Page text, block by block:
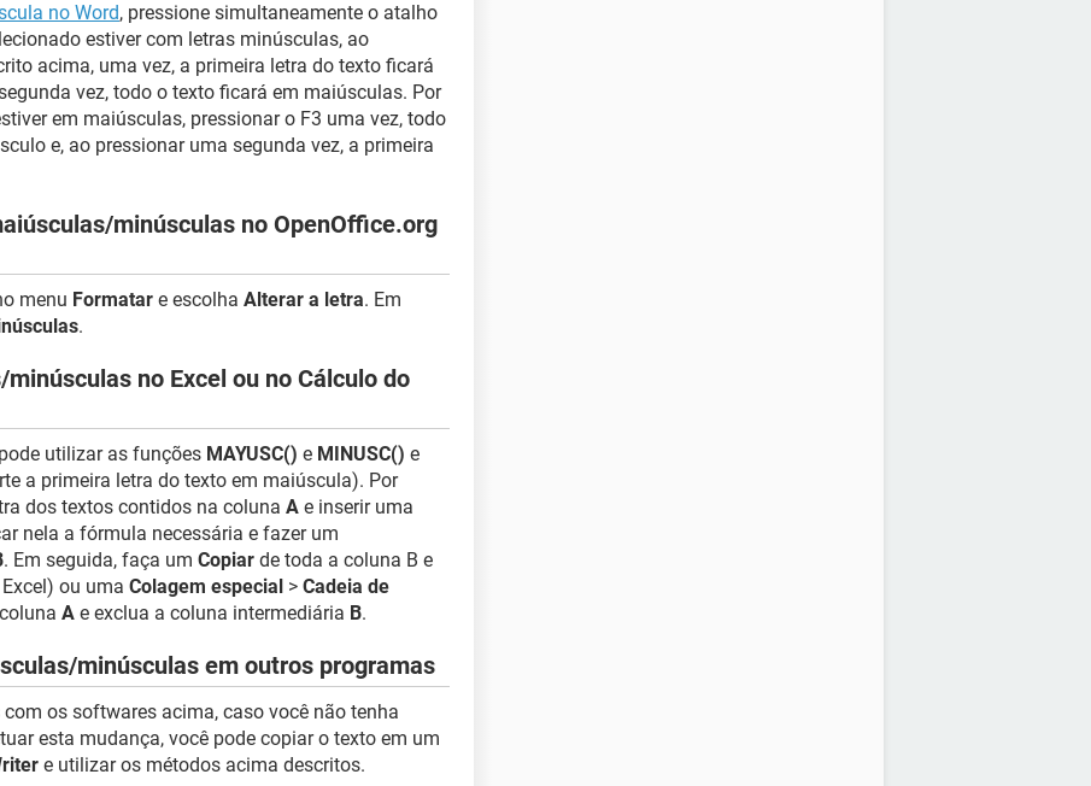
no Word, pressione simultaneamente o atalho
estiver com letras minúsculas, ao
acima, uma vez, a primeira letra do texto ficará
vez, todo o texto ficará em maiúsculas. Por
em maiúsculas, pressionar o F3 uma vez, todo
e, ao pressionar uma segunda vez, a primeira
minúsculas no OpenOffice.org
menu Formatar e escolha Alterar a letra. Em
.
no Excel ou no Cálculo do
utilizar as funções MAYUSC() e MINUSC() e
a primeira letra do texto em maiúscula). Por
dos textos contidos na coluna A e inserir uma
nela a fórmula necessária e fazer um
. Em seguida, faça um Copiar de toda a coluna B e
ou uma Colagem especial > Cadeia de
A e exclua a coluna intermediária B.
minúsculas em outros programas
os softwares acima, caso você não tenha
esta mudança, você pode copiar o texto em um
e utilizar os métodos acima descritos.